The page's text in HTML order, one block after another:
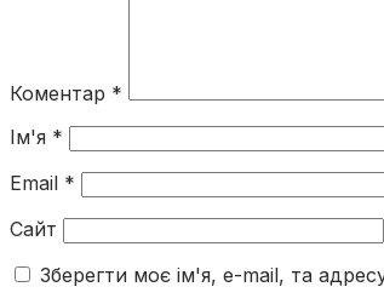
Коментар *
Ім'я *
Email *
Сайт
Зберегти моє ім'я, e-mail, та